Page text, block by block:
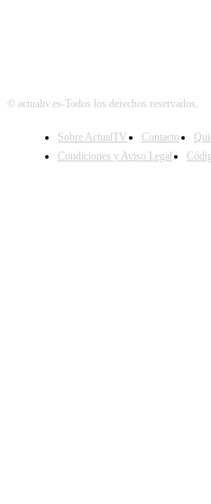
© actualtv.es-Todos los derechos reservados.
Sobre ActualTV Contacto
Condiciones y Aviso Legal